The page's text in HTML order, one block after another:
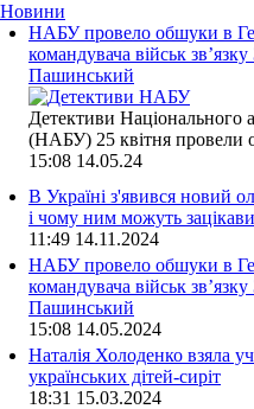
Новини
НАБУ провело обшуки в
командувача військ
Пашинський
Детективи Національного
(НАБУ) 25 квітня провели
15:08 14.05.24
В Україні з'явився новий
і чому ним можуть
11:49 14.11.2024
НАБУ провело обшуки в
командувача військ
Пашинський
15:08 14.05.2024
Наталія Холоденко взяла
українських дітей-сиріт
18:31 15.03.2024